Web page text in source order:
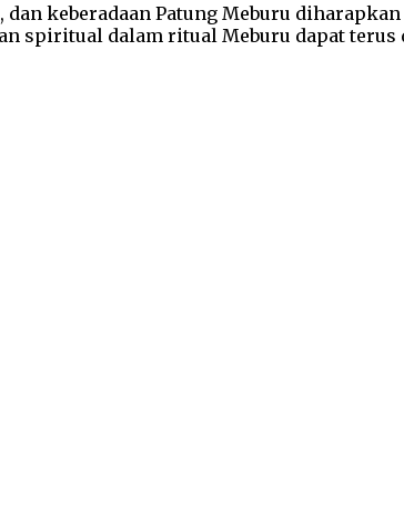
keberadaan Patung Meburu
spiritual dalam ritual Meburu dapat